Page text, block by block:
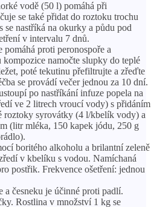
vodě (50 l) pomáhá při
se také přidat do roztoku trochu
se nastříká na okurky a půdu pod
v intervalu 7 dnů.
proti peronospoře a
namočte slupky do teplé
poté tekutinu přefiltrujte a zřeďte
se provádí večer jednou za 10 dní.
po nastříkání infuze popela na
ve 2 litrech vroucí vody) s přidáním
roztoky syrovátky (4 l/kbelík vody) a
(litr mléka, 150 kapek jódu, 250 g
boritého alkoholu a brilantní zeleně
v kbelíku s vodou. Namíchaná
postřik. Frekvence ošetření: jednou
a česneku je účinné proti padlí.
Rostlina v množství 1 kg se